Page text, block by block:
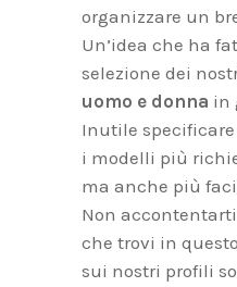
organizzare un
Un’idea che ha
selezione dei
uomo e donna in
Inutile
i modelli più
ma anche più
Non
che trovi in
sui nostri profili